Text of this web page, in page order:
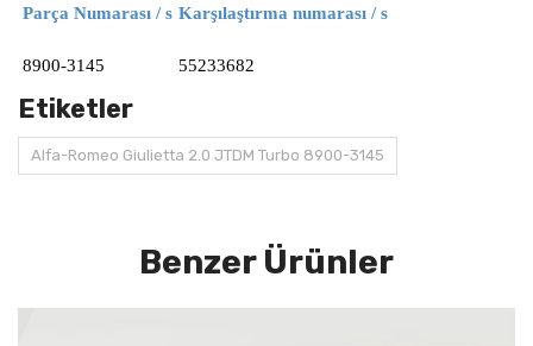
Parça Numarası / s
8900-3145
Karşılaştırma numarası / s
55233682
Etiketler
Alfa-Romeo Giulietta 2.0 JTDM Turbo 8900-3145
Benzer Ürünler